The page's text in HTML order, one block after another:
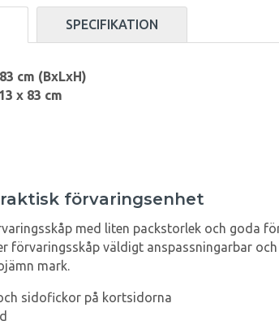
SPECIFIKATION
cm (BxLxH)
x 83 cm
förvaringsenhet
med liten packstorlek och goda
förvaringsskåp väldigt anspassningarbar
mark.
sidofickor på kortsidorna